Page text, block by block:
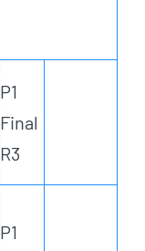
P1
Final
R3
P1